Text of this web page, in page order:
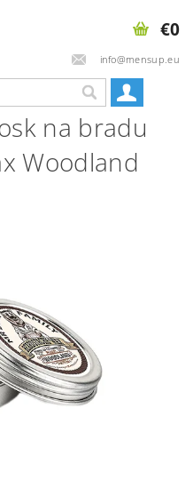
info@mensup.eu
€0
na bradu
Woodland